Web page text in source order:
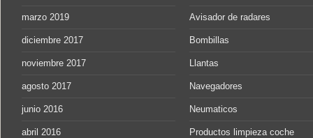
marzo 2019
diciembre 2017
noviembre 2017
agosto 2017
junio 2016
abril 2016
Avisador de radares
Bombillas
Llantas
Navegadores
Neumaticos
Productos limpieza coche